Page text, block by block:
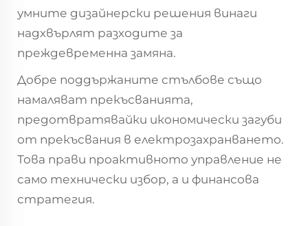
умните дизайнерски решения винаги
надхвърлят разходите за
преждевременна замяна.
Добре поддържаните стълбове също
намаляват прекъсванията,
предотвратявайки икономически загуби
от прекъсвания в електрозахранването.
Това прави проактивното управление не
само технически избор, а и финансова
стратегия.